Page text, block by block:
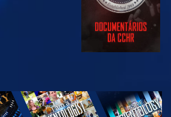
EXPLORAR A
SÉRIE